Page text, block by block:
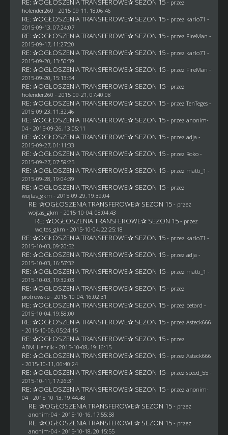
RE: ✰OGŁOSZENIA TRANSFEROWE✰ SEZON 15 - przez
holender260 - 2015-09-11, 18:06:46
RE: ✰OGŁOSZENIA TRANSFEROWE✰ SEZON 15 - przez karlo71 -
2015-09-13, 07:24:07
RE: ✰OGŁOSZENIA TRANSFEROWE✰ SEZON 15 - przez FireMan -
2015-09-17, 11:27:20
RE: ✰OGŁOSZENIA TRANSFEROWE✰ SEZON 15 - przez karlo71 -
2015-09-20, 13:50:39
RE: ✰OGŁOSZENIA TRANSFEROWE✰ SEZON 15 - przez FireMan -
2015-09-20, 15:13:54
RE: ✰OGŁOSZENIA TRANSFEROWE✰ SEZON 15 - przez
holender260 - 2015-09-21, 07:40:08
RE: ✰OGŁOSZENIA TRANSFEROWE✰ SEZON 15 - przezTenTeges-
2015-09-23, 11:32:46
RE: ✰OGŁOSZENIA TRANSFEROWE✰ SEZON 15 - przez anonim-
04- 2015-09-26, 13:05:11
RE: ✰OGŁOSZENIA TRANSFEROWE✰ SEZON 15 - przez adja -
2015-09-27, 01:11:33
RE: ✰OGŁOSZENIA TRANSFEROWE✰ SEZON 15 - przez Roko-
2015-09-27, 07:59:25
RE: ✰OGŁOSZENIA TRANSFEROWE✰ SEZON 15 - przez matti_1 -
2015-09-28, 19:04:39
RE: ✰OGŁOSZENIA TRANSFEROWE✰ SEZON 15 - przez
wojtas_gkm - 2015-09-29, 19:39:04
RE: ✰OGŁOSZENIA TRANSFEROWE✰ SEZON 15 - przez
wojtas_gkm - 2015-10-04, 08:04:43
RE: ✰OGŁOSZENIA TRANSFEROWE✰ SEZON 15 - przez
wojtas_gkm - 2015-10-04, 22:25:18
RE: ✰OGŁOSZENIA TRANSFEROWE✰ SEZON 15 - przez karlo71 -
2015-10-03, 09:20:52
RE: ✰OGŁOSZENIA TRANSFEROWE✰ SEZON 15 - przez adja -
2015-10-03, 16:57:32
RE: ✰OGŁOSZENIA TRANSFEROWE✰ SEZON 15 - przez matti_1 -
2015-10-03, 19:32:03
RE: ✰OGŁOSZENIA TRANSFEROWE✰ SEZON 15 - przez
piotrowskp- 2015-10-04, 16:02:31
RE: ✰OGŁOSZENIA TRANSFEROWE✰ SEZON 15 - przez betard -
2015-10-04, 19:58:00
RE: ✰OGŁOSZENIA TRANSFEROWE✰ SEZON 15 - przez Asteck666
- 2015-10-06, 05:24:15
RE: ✰OGŁOSZENIA TRANSFEROWE✰ SEZON 15 - przez
ADM_Henrik - 2015-10-08, 19:16:15
RE: ✰OGŁOSZENIA TRANSFEROWE✰ SEZON 15 - przez Asteck666
- 2015-10-11, 06:40:24
RE: ✰OGŁOSZENIA TRANSFEROWE✰ SEZON 15 - przez speed_55 -
2015-10-11, 17:26:31
RE: ✰OGŁOSZENIA TRANSFEROWE✰ SEZON 15 - przez anonim-
04- 2015-10-13, 19:44:48
RE: ✰OGŁOSZENIA TRANSFEROWE✰ SEZON 15 - przez
anonim-04- 2015-10-16, 17:55:58
RE: ✰OGŁOSZENIA TRANSFEROWE✰ SEZON 15 - przez
anonim-04- 2015-10-18, 20:15:55